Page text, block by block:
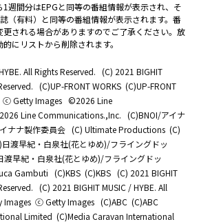
週間分はEPGと同等の番組情報が表示され、そ
（有料）と同等の番組情報が表示されます。番
される場合がありますのでご了承ください。放
にリストから削除されます。
All Rights Reserved. (C) 2021 BIGHIT
(C)UP-FRONT WORKS (C)UP-FRONT
ⓒ Getty Images ©2026 Line
Line Communications.,Inc. (C)BNOI/アイナ
ナナ製作委員会 (C) Ultimate Productions (C)
日渡早紀・白泉社(花とゆめ)/フライングドッ
渡早紀・白泉社(花とゆめ)/フライングドッ
Gambuti (C)KBS (C)KBS (C) 2021 BIGHIT
(C) 2021 BIGHIT MUSIC / HYBE. All
ⓒ Getty Images (C)ABC (C)ABC
Limited (C)Media Caravan International